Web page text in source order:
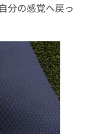
分の感覚へ戻っ